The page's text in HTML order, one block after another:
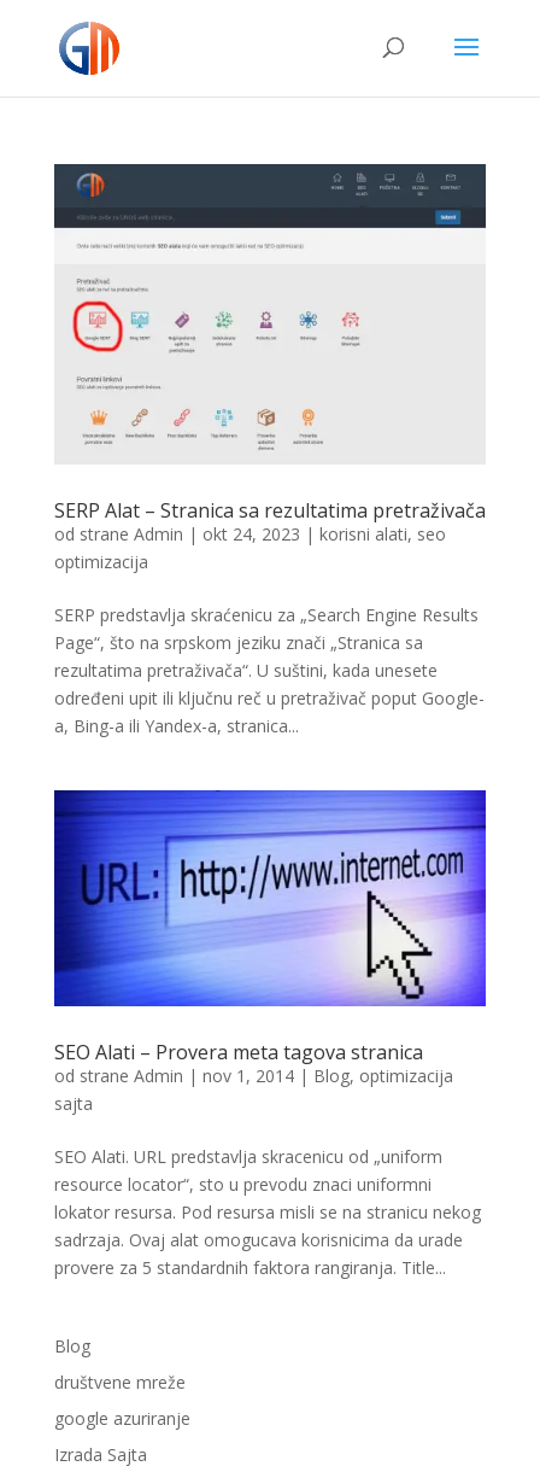
SERP Alat – Stranica sa rezultatima pretraživača
od strane Admin | okt 24, 2023 | korisni alati, seo
optimizacija
SERP predstavlja skraćenicu za „Search Engine Results
Page“, što na srpskom jeziku znači „Stranica sa
rezultatima pretraživača“. U suštini, kada unesete
određeni upit ili ključnu reč u pretraživač poput Google-
a, Bing-a ili Yandex-a, stranica...
SEO Alati – Provera meta tagova stranica
od strane Admin | nov 1, 2014| Blog, optimizacija
sajta
SEO Alati. URL predstavlja skracenicu od „uniform
resource locator“, sto u prevodu znaci uniformni
lokator resursa. Pod resursa misli se na stranicu nekog
sadrzaja. Ovaj alat omogucava korisnicima da urade
provere za 5 standardnih faktora rangiranja. Title...
Blog
društvene mreže
google azuriranje
Izrada Sajta